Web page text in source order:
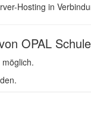
Hosting in
OPAL